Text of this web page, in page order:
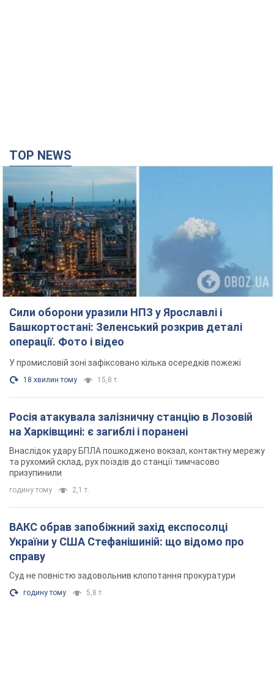
TOP NEWS
Сили оборони уразили НПЗ у Ярославлі і
Башкортостані: Зеленський розкрив деталі
операції. Фото і відео
У промисловій зоні зафіксовано кілька осередків пожежі
18 хвилин тому 15,8 т.
Росія атакувала залізничну станцію в Лозовій
на Харківщині: є загиблі і поранені
Внаслідок удару БПЛА пошкоджено вокзал, контактну мережу
та рухомий склад, рух поїздів до станції тимчасово
призупинили
годину тому 2,1 т.
ВАКС обрав запобіжний захід експосолці
України у США Стефанішиній: що відомо про
справу
Суд не повністю задовольнив клопотання прокуратури
годину тому 5,8 т.